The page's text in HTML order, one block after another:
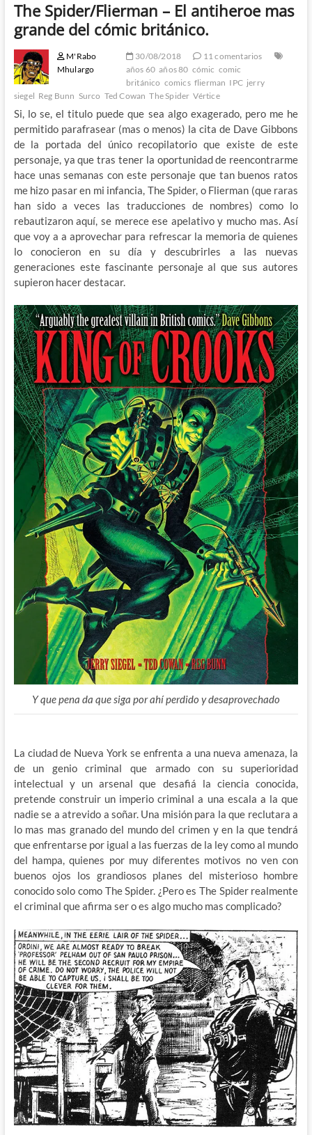
The Spider/Flierman – El antiheroe mas
grande del cómic británico.
M'Rabo
Mhulargo
30/08/2018
11 comentarios
años 60 años 80 cómic comic
británico comics flierman IPC jerry
siegel Reg Bunn Surco Ted Cowan The Spider Vértice
Si, lo se, el titulo puede que sea algo exagerado, pero me he
permitido parafrasear (mas o menos) la cita de Dave Gibbons
de la portada del único recopilatorio que existe de este
personaje, ya que tras tener la oportunidad de reencontrarme
hace unas semanas con este personaje que tan buenos ratos
me hizo pasar en mi infancia, The Spider, o Flierman (que raras
han sido a veces las traducciones de nombres) como lo
rebautizaron aquí, se merece ese apelativo y mucho mas. Así
que voy a a aprovechar para refrescar la memoria de quienes
lo conocieron en su día y descubrirles a las nuevas
generaciones este fascinante personaje al que sus autores
supieron hacer destacar.
Y que pena da que siga por ahí perdido y desaprovechado
La ciudad de Nueva York se enfrenta a una nueva amenaza, la
de un genio criminal que armado con su superioridad
intelectual y un arsenal que desafiá la ciencia conocida,
pretende construir un imperio criminal a una escala a la que
nadie se a atrevido a soñar. Una misión para la que reclutara a
lo mas mas granado del mundo del crimen y en la que tendrá
que enfrentarse por igual a las fuerzas de la ley como al mundo
del hampa, quienes por muy diferentes motivos no ven con
buenos ojos los grandiosos planes del misterioso hombre
conocido solo como The Spider. ¿Pero es The Spider realmente
el criminal que afirma ser o es algo mucho mas complicado?